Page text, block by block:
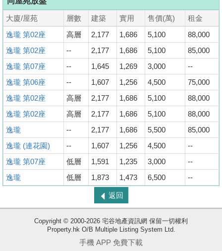
大廈/屋苑 層數 建築 實用 售價(萬)
租金
逸瓏 第02座
高層 2,177 1,686 5,100
88,000
逸瓏 第02座
-- 2,177 1,686 5,100
85,000
逸瓏 第07座
-- 1,645 1,269 3,000
--
逸瓏 第06座
-- 1,607 1,256 4,500
75,000
逸瓏 第02座
高層 2,177 1,686 5,100
88,000
逸瓏 第02座
高層 2,177 1,686 5,100
88,000
逸瓏
-- 2,177 1,686 5,500
85,000
逸瓏 (連花園)
-- 1,607 1,256 4,500
--
逸瓏 第07座
低層 1,591 1,235 3,000
--
逸瓏
低層 1,873 1,473 6,500 --
返回
Copyright © 2000-2026 宅谷地產資訊網 保留一切權利
Property.hk O/B Multiple Listing System Ltd.
手機 APP 免費下載